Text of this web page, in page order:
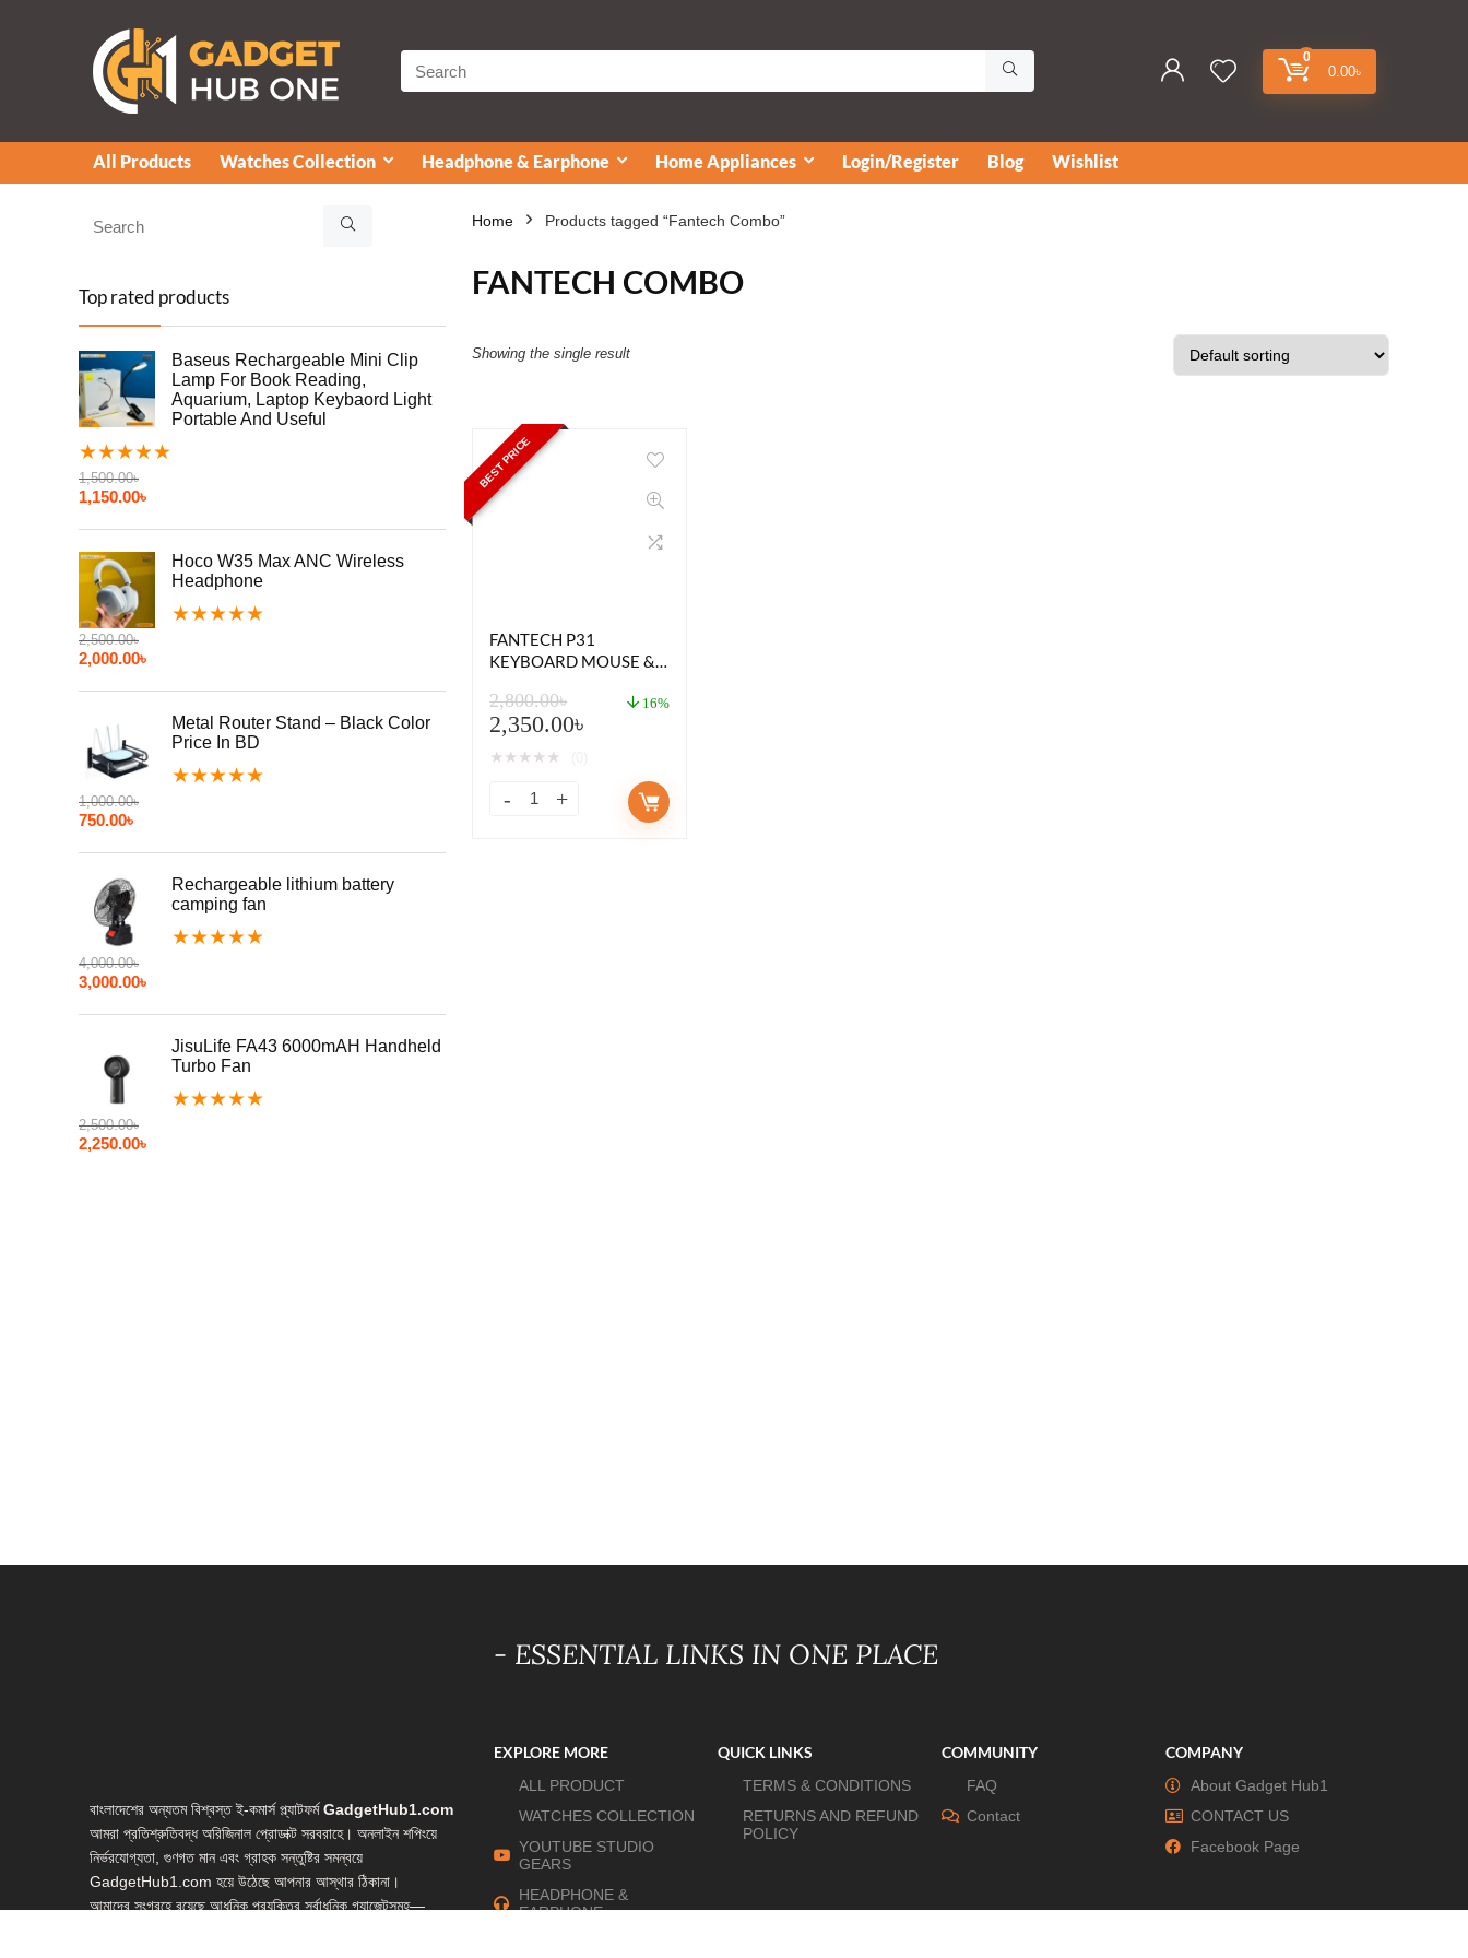
0
0.00৳
All Products Watches Collection Headphone & Earphone Home Appliances Login/Register Blog Wishlist
Top rated products
Baseus Rechargeable Mini Clip
Lamp For Book Reading,
Aquarium, Laptop Keybaord Light
Portable And Useful
★★★★★
1,500.00৳
1,150.00৳
Hoco W35 Max ANC Wireless
Headphone
★★★★★
2,500.00৳
2,000.00৳
Metal Router Stand – Black Color
Price In BD
★★★★★
1,000.00৳
750.00৳
Rechargeable lithium battery
camping fan
★★★★★
4,000.00৳
3,000.00৳
JisuLife FA43 6000mAH Handheld
Turbo Fan
★★★★★
2,500.00৳
2,250.00৳
Home Products tagged “Fantech Combo”
FANTECH COMBO
Showing the single result
BEST PRICE
FANTECH P31
KEYBOARD MOUSE &
2,800.00৳
2,350.00৳
16%
★ ★ ★ ★ ★
বাংলাদেশের অন্যতম বিশ্বস্ত ই-কমার্স প্ল্যাটফর্মGadgetHub1.com
আমরা প্রতিশ্রুতিবদ্ধ অরিজিনাল প্রোডাক্ট সরবরাহে। অনলাইন শপিংয়ে
নির্ভরযোগ্যতা, গুণগত মান এবং গ্রাহক সন্তুষ্টির সমন্বয়ে
GadgetHub1.com হয়ে উঠেছে আপনার আস্থার ঠিকানা।
আমাদের সংগ্রহে রয়েছে আধুনিক প্রযুক্তির সর্বাধুনিক গ্যাজেটসমূহ—
- ESSENTIAL LINKS IN ONE PLACE
EXPLORE MORE
ALL PRODUCT
WATCHES COLLECTION
YOUTUBE STUDIO
GEARS
HEADPHONE &
EARPHONE
QUICK LINKS
TERMS & CONDITIONS
RETURNS AND REFUND
POLICY
COMMUNITY
FAQ
Contact
COMPANY
About Gadget Hub1
CONTACT US
Facebook Page